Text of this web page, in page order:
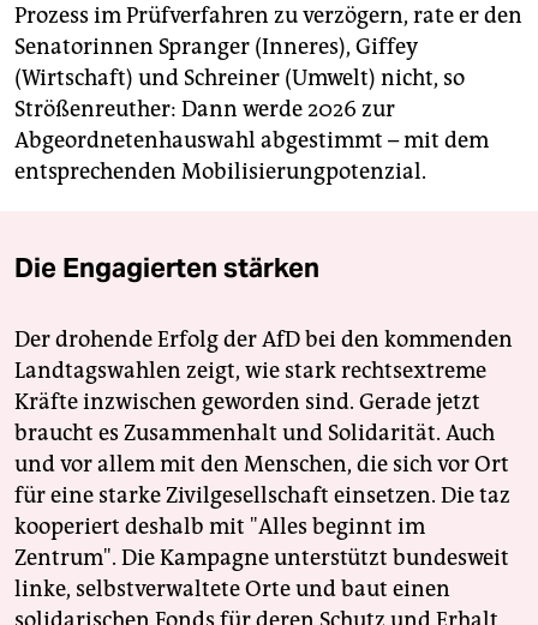
Prozess im Prüfverfahren zu verzögern, rate er den
Senatorinnen Spranger (Inneres), Giffey
(Wirtschaft) und Schreiner (Umwelt) nicht, so
Strößenreuther: Dann werde 2026 zur
Abgeordnetenhauswahl abgestimmt – mit dem
entsprechenden Mobilisierungpotenzial.
Die Engagierten stärken
Der drohende Erfolg der AfD bei den kommenden
Landtagswahlen zeigt, wie stark rechtsextreme
Kräfte inzwischen geworden sind. Gerade jetzt
braucht es Zusammenhalt und Solidarität. Auch
und vor allem mit den Menschen, die sich vor Ort
für eine starke Zivilgesellschaft einsetzen. Die taz
kooperiert deshalb mit "Alles beginnt im
Zentrum". Die Kampagne unterstützt bundesweit
linke, selbstverwaltete Orte und baut einen